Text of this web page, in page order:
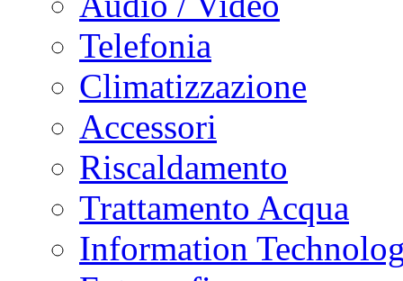
Telefonia
Climatizzazione
Accessori
Riscaldamento
Trattamento Acqua
Information